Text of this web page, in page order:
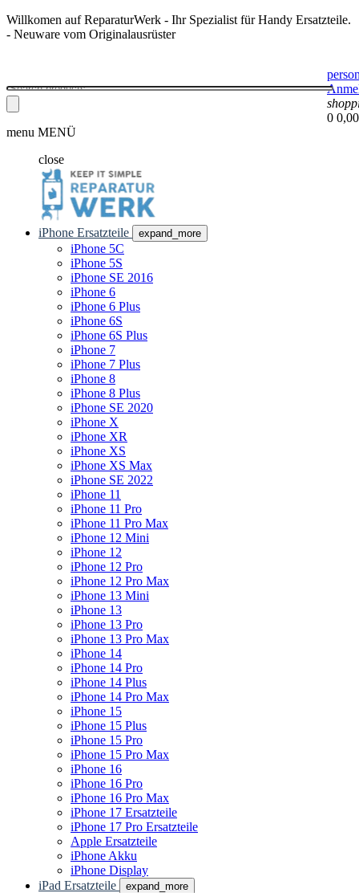
Willkomen auf ReparaturWerk - Ihr Spezialist für Handy Ersatzteile.
- Neuware vom Originalausrüster
0
menu MENÜ
close
iPhone Ersatzteile expand_more
iPhone 5C
iPhone 5S
iPhone SE 2016
iPhone 6
iPhone 6 Plus
iPhone 6S
iPhone 6S Plus
iPhone 7
iPhone 7 Plus
iPhone 8
iPhone 8 Plus
iPhone SE 2020
iPhone X
iPhone XR
iPhone XS
iPhone XS Max
iPhone SE 2022
iPhone 11
iPhone 11 Pro
iPhone 11 Pro Max
iPhone 12 Mini
iPhone 12
iPhone 12 Pro
iPhone 12 Pro Max
iPhone 13 Mini
iPhone 13
iPhone 13 Pro
iPhone 13 Pro Max
iPhone 14
iPhone 14 Pro
iPhone 14 Plus
iPhone 14 Pro Max
iPhone 15
iPhone 15 Plus
iPhone 15 Pro
iPhone 15 Pro Max
iPhone 16
iPhone 16 Pro
iPhone 16 Pro Max
iPhone 17 Ersatzteile
iPhone 17 Pro Ersatzteile
Apple Ersatzteile
iPhone Akku
iPhone Display
iPad Ersatzteile
expand_more